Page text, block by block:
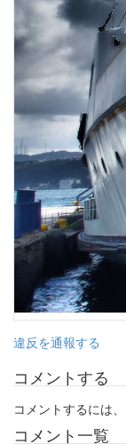
違反を通報する
コメントする
コメントするには、
コメント一覧